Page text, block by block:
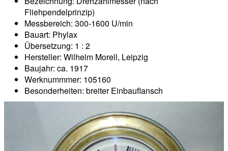
Fliehpendelprinzip)
Messbereich: 300-1600 U/min
Bauart: Phylax
Übersetzung: 1 : 2
Hersteller: Wilhelm Morell, Leipzig
Baujahr: ca. 1917
Werknummmer: 105160
Besonderheiten: breiter Einbauflansch